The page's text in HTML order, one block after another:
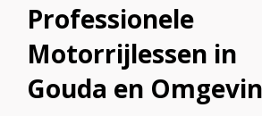
Professionele
Motorrijlessen in
Gouda en